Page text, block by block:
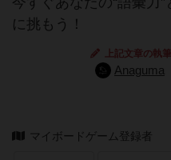
に挑もう！
上記文章の執
Anaguma
マイボードゲーム登録者